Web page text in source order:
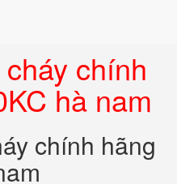
chính
hà nam
chính hãng